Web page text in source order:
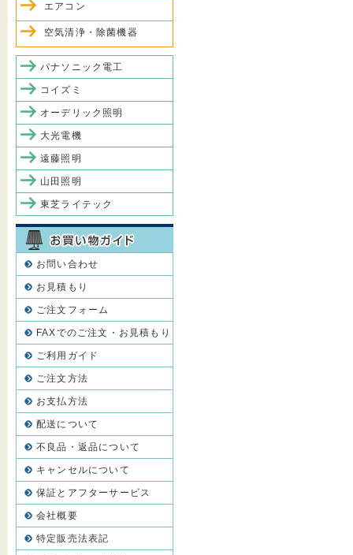
エアコン
空気清浄・除菌機器
パナソニック電工
コイズミ
オーデリック照明
大光電機
遠藤照明
山田照明
東芝ライテック
お問い合わせ
お見積もり
ご注文フォーム
FAXでのご注文・お見積もり
ご利用ガイド
ご注文方法
お支払方法
配送について
不良品・返品について
キャンセルについて
保証とアフターサービス
会社概要
特定販売法表記